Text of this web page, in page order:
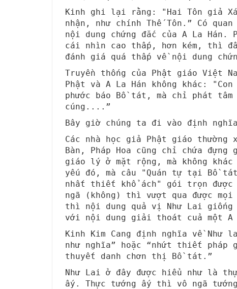
Kinh ghi lại rằng: "Hai Tôn giả Xá
nhận, như chính Thế Tôn.” Có
nội dung chứng đắc của A La
cái nhìn cao thấp, hơn kém, thì
đánh giá quá thấp về nội dung
Truyền thống của Phật giáo Việt
Phật và A La Hán không khác:
phước báo Bồ tát, mà chỉ phát tâm
cúng....”
Bây giờ chúng ta đi vào định
Các nhà học giả Phật giáo thường
Bàn, Pháp Hoa cũng chỉ chứa
giáo lý ở mặt rộng, mà không
yếu đó, mà câu "Quán tự tại Bồ
nhất thiết khổ ách" gói trọn được
ngã (không) thì vượt qua được
thì nội dung quả vị Như Lai giống
với nội dung giải thoát cuả một A
Kinh Kim Cang định nghĩa về
như nghĩa” hoặc “nhứt thiết
thuyết danh chơn thị Bồ tát.”
Như Lai ở đây được hiểu như là
ấy. Thực tướng ấy thì vô ngã